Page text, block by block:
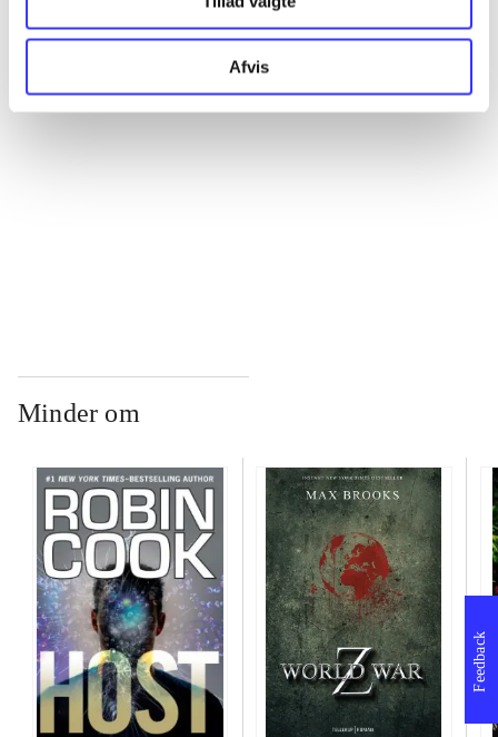
Afvis
...
...
Minder om
Feedback